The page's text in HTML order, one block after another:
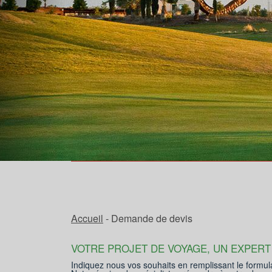
Accueil - Demande de devis
VOTRE PROJET DE VOYAGE, UN
Indiquez nous vos souhaits en remplissant le